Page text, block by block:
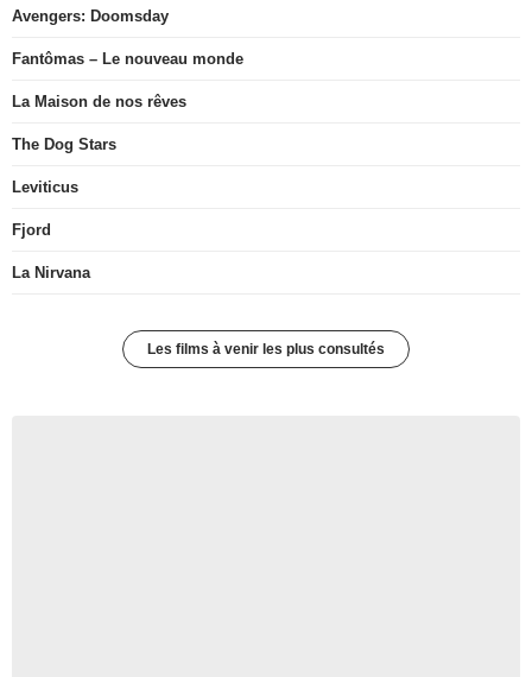
Avengers: Doomsday
Fantômas – Le nouveau monde
La Maison de nos rêves
The Dog Stars
Leviticus
Fjord
La Nirvana
Les films à venir les plus consultés